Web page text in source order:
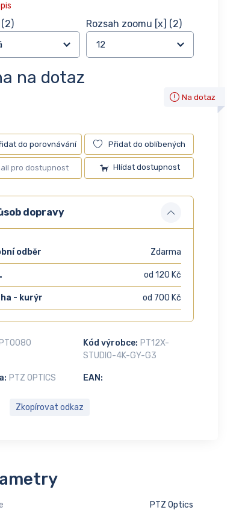
(2) Rozsah zoomu [x] (2)
na dotaz
Na dotaz
do porovnávání Přidat do oblíbených
Hlídat dostupnost
dopravy
odběr Zdarma
od 120 Kč
- kurýr od 700 Kč
Kód výrobce: PT12X-
STUDIO-4K-GY-G3
EAN:
PTZ OPTICS
Zkopírovat odkaz
PTZ Optics